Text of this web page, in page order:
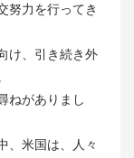
努力を行ってき
け、引き続き外
ねがありまし
、米国は、人々